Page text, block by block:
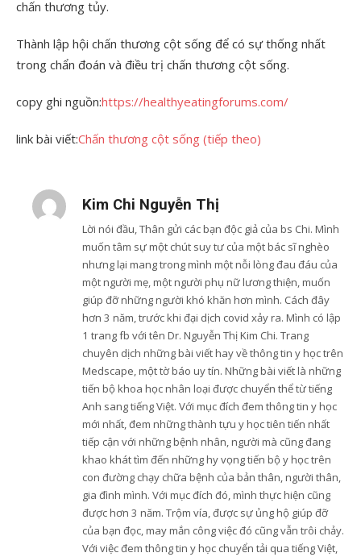
chấn thương tủy.
Thành lập hội chấn thương cột sống để có sự thống nhất
trong chẩn đoán và điều trị chấn thương cột sống.
copy ghi nguồn:https://healthyeatingforums.com/
link bài viết:Chấn thương cột sống (tiếp theo)
Kim Chi Nguyễn Thị
Lời nói đầu, Thân gửi các bạn độc giả của bs Chi. Mình
muốn tâm sự một chút suy tư của một bác sĩ nghèo
nhưng lại mang trong mình một nỗi lòng đau đáu của
một người mẹ, một người phụ nữ lương thiện, muốn
giúp đỡ những người khó khăn hơn mình. Cách đây
hơn 3 năm, trước khi đại dịch covid xảy ra. Mình có lập
1 trang fb với tên Dr. Nguyễn Thị Kim Chi. Trang
chuyên dịch những bài viết hay về thông tin y học trên
Medscape, một tờ báo uy tín. Những bài viết là những
tiến bộ khoa học nhân loại được chuyển thể từ tiếng
Anh sang tiếng Việt. Với mục đích đem thông tin y học
mới nhất, đem những thành tựu y học tiên tiến nhất
tiếp cận với những bệnh nhân, người mà cũng đang
khao khát tìm đến những hy vọng tiến bộ y học trên
con đường chạy chữa bệnh của bản thân, người thân,
gia đình mình. Với mục đích đó, mình thực hiện cũng
được hơn 3 năm. Trộm vía, được sự ủng hộ giúp đỡ
của bạn đọc, may mắn công việc đó cũng vẫn trôi chảy.
Với việc đem thông tin y học chuyển tải qua tiếng Việt,